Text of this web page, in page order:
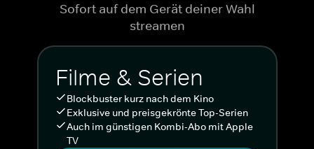
Sofort auf dem Gerät deiner Wahl
streamen
Filme & Serien
Blockbuster kurz nach dem Kino
Exklusive und preisgekrönte Top-Serien
Auch im günstigen Kombi-Abo mit Apple
TV